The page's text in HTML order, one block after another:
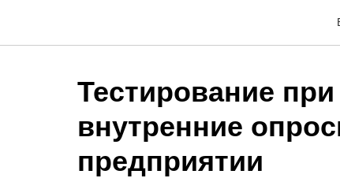
Тестирование
внутренние
предприятии